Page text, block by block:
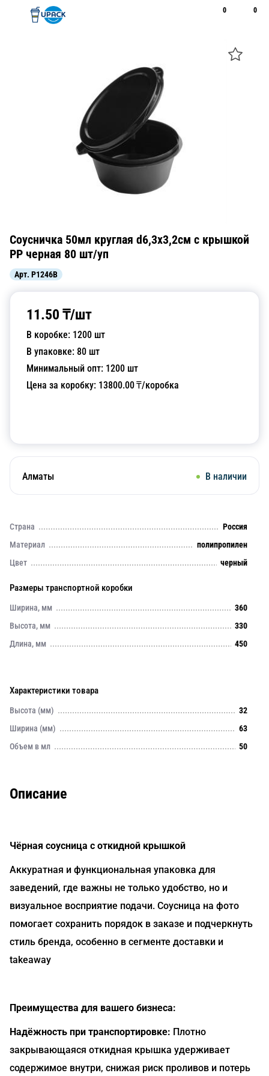
0 0
Соусничка 50мл круглая d6,3х3,2см с крышкой
PP черная 80 шт/уп
Арт. P1246B
11.50 ₸/шт
В коробке: 1200 шт
В упаковке: 80 шт
Минимальный опт: 1200 шт
Цена за коробку: 13800.00₸/коробка
Алматы В наличии
Страна
Россия
Материал
полипропилен
Цвет
черный
Размеры транспортной коробки
Ширина, мм
360
Высота, мм
330
Длина, мм
450
Характеристики товара
Высота (мм)
32
Ширина (мм)
63
Объем в мл
50
Описание
Чёрная соусница с откидной крышкой
Аккуратная и функциональная упаковка для
заведений, где важны не только удобство, но и
визуальное восприятие подачи. Соусница на фото
помогает сохранить порядок в заказе и подчеркнуть
стиль бренда, особенно в сегменте доставки и
takeaway
Преимущества для вашего бизнеса:
Надёжность при транспортировке: Плотно
закрывающаяся откидная крышка удерживает
содержимое внутри, снижая риск проливов и потерь